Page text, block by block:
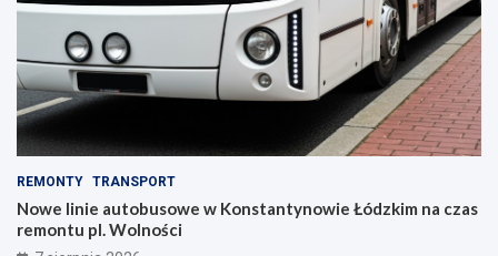
REMONTY TRANSPORT
Nowe linie autobusowe w Konstantynowie Łódzkim na czas
remontu pl. Wolności